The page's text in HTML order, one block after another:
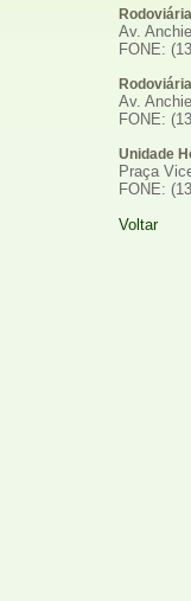
Av.
FONE:
Av.
FONE:
Unidade
Praça
FONE:
Voltar